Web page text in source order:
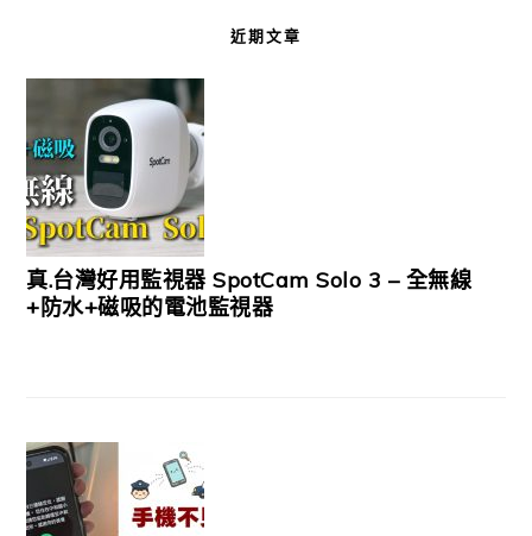
近期文章
真.台灣好用監視器 SpotCam Solo 3 – 全無線
+防水+磁吸的電池監視器